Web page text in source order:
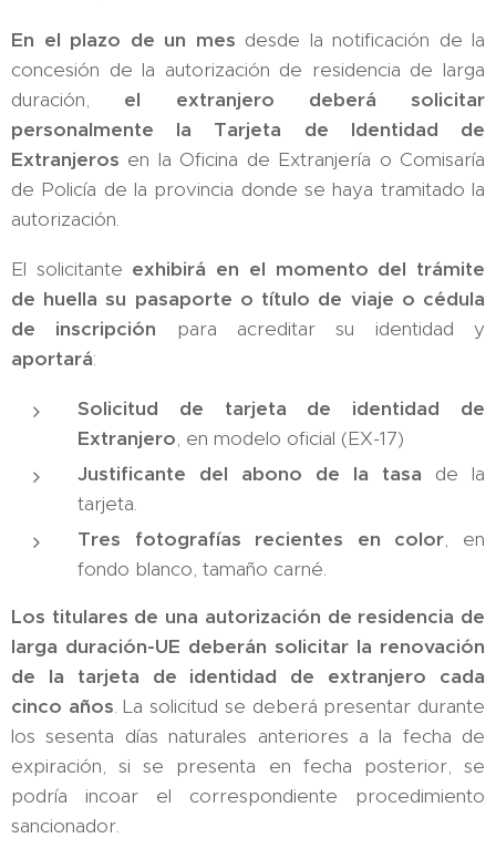
En el plazo de un mes desde la notificación de la
concesión de la autorización de residencia de larga
duración, el extranjero deberá solicitar
personalmente la Tarjeta de Identidad de
Extranjeros en la Oficina de Extranjería o Comisaría
de Policía de la provincia donde se haya tramitado la
autorización.
El solicitante exhibirá en el momento del trámite
de huella su pasaporte o título de viaje o cédula
de inscripción para acreditar su identidad y
aportará:
Solicitud de tarjeta de identidad de
Extranjero, en modelo oficial (EX-17)
Justificante del abono de la tasa de la
tarjeta.
Tres fotografías recientes en color, en
fondo blanco, tamaño carné.
Los titulares de una autorización de residencia de
larga duración-UE deberán solicitar la renovación
de la tarjeta de identidad de extranjero cada
cinco años. La solicitud se deberá presentar durante
los sesenta días naturales anteriores a la fecha de
expiración, si se presenta en fecha posterior, se
podría incoar el correspondiente procedimiento
sancionador.